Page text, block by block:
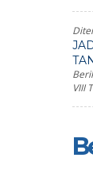
VIII